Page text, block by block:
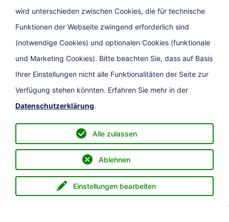
Menü eService Direkt zu Suche
wird unterschieden zwischen Cookies, die für technische
Funktionen der Webseite zwingend erforderlich sind
(notwendige Cookies) und optionalen Cookies (funktionale
und Marketing Cookies). Bitte beachten Sie, dass auf Basis
Ihrer Einstellungen nicht alle Funktionalitäten der Seite zur
Verfügung stehen könnten. Erfahren Sie mehr in der
Datenschutzerklärung.
Einstellungen bearbeiten
Ablehnen
Alle zulassen